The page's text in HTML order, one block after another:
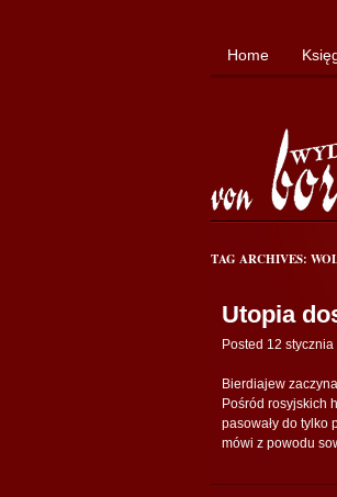
Home
TAG ARCHIVES:
Utopia
Posted 12 stycznia
Bierdiajew
Pośród rosyjskich
pasowały do tylko
mówi z powodu